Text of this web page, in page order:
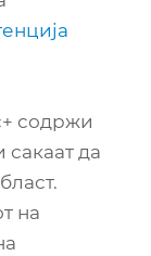
содржи
да
на